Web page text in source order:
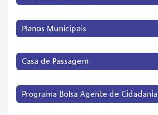
Planos Municipais
Casa de Passagem
Programa Bolsa Agente de Cidadania